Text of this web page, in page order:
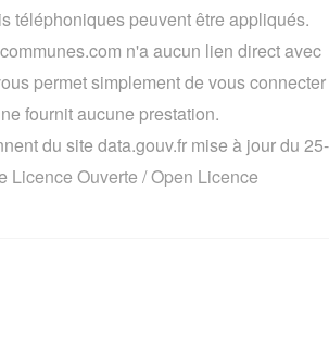
téléphoniques peuvent être appliqués.
n'a aucun lien direct avec
permet simplement de vous connecter
fournit aucune prestation.
du site data.gouv.fr mise à jour du 25-
Licence Ouverte / Open Licence